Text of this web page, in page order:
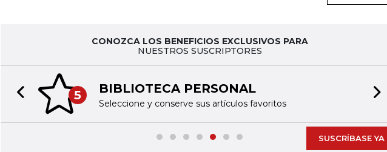
CONOZCA LOS BENEFICIOS EXCLUSIVOS PARA
NUESTROS SUSCRIPTORES
5 BIBLIOTECA PERSONAL
Seleccione y conserve sus artículos favoritos
Previous slide
SUSCRÍBASE YA